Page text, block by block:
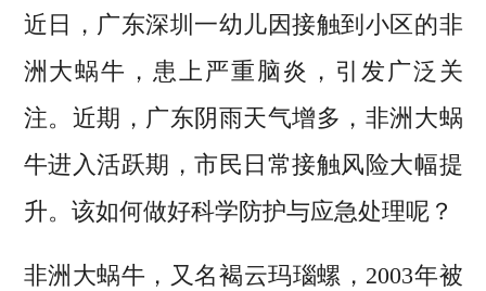
近日，广东深圳一幼儿因接触到小区的非
洲大蜗牛，患上严重脑炎，引发广泛关
注。近期，广东阴雨天气增多，非洲大蜗
牛进入活跃期，市民日常接触风险大幅提
升。该如何做好科学防护与应急处理呢？
非洲大蜗牛，又名褐云玛瑙螺，2003年被